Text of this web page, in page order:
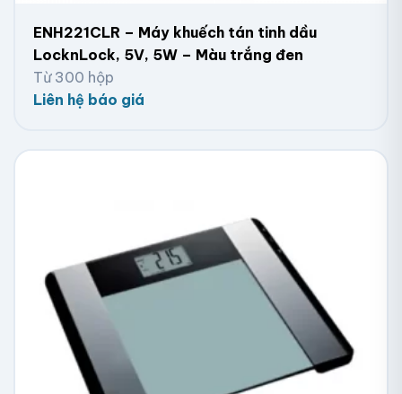
ENH221CLR – Máy khuếch tán tinh dầu
LocknLock, 5V, 5W – Màu trắng đen
Từ 300 hộp
Liên hệ báo giá